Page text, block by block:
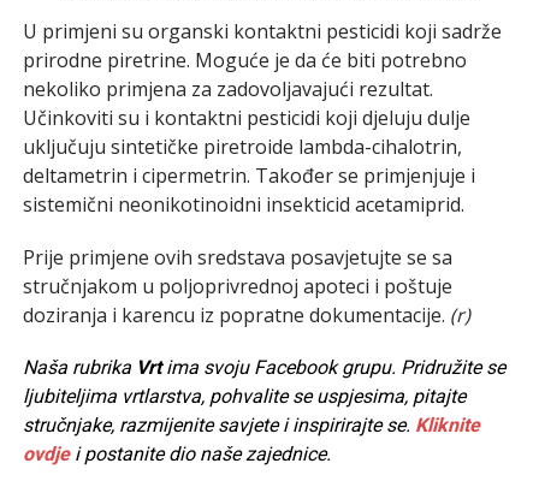
U primjeni su organski kontaktni pesticidi koji sadrže
prirodne piretrine. Moguće je da će biti potrebno
nekoliko primjena za zadovoljavajući rezultat.
Učinkoviti su i kontaktni pesticidi koji djeluju dulje
uključuju sintetičke piretroide lambda-cihalotrin,
deltametrin i cipermetrin. Također se primjenjuje i
sistemični neonikotinoidni insekticid acetamiprid.
Prije primjene ovih sredstava posavjetujte se sa
stručnjakom u poljoprivrednoj apoteci i poštuje
doziranja i karencu iz popratne dokumentacije. (r)
Naša rubrika Vrtima svoju Facebook grupu. Pridružite se
ljubiteljima vrtlarstva, pohvalite se uspjesima, pitajte
stručnjake, razmijenite savjete i inspirirajte se. Kliknite
ovdjei postanite dio naše zajednice.